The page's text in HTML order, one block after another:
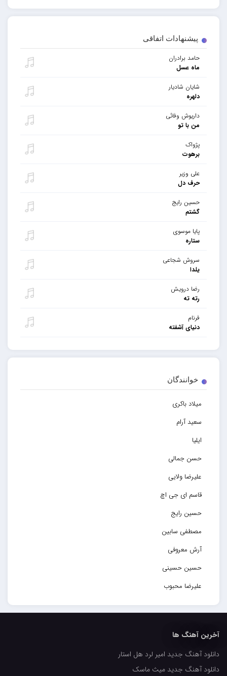
پیشنهادات اتفاقی
حامد برادران
ماه عسل
شایان شادیار
دلهره
داریوش وفائی
من با تو
پژواک
برهوت
علی وزیر
حرف دل
حسین رایج
گشتم
پایا موسوی
ستاره
سروش شجاعی
یلدا
رضا درویش
رته ته
فرنام
دنیای آشفته
خوانندگان
میلاد باکری
سعید آرام
ایلیا
حسن جمالی
علیرضا ولایی
قاسم ای جی اچ
حسین رایج
مصطفی سابین
آرش معروفی
حسین حسینی
علیرضا محبوب
حسین حصارکی
کاپیتان
مجید رضوی
آخرین آهنگ ها
دانلود آهنگ جدید امیر لرد هل استار
دانلود آهنگ جدید میث ماسک